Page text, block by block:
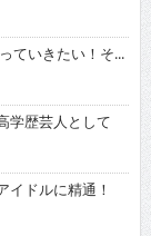
ていきたい！そ...
学歴芸人として
ドルに精通！